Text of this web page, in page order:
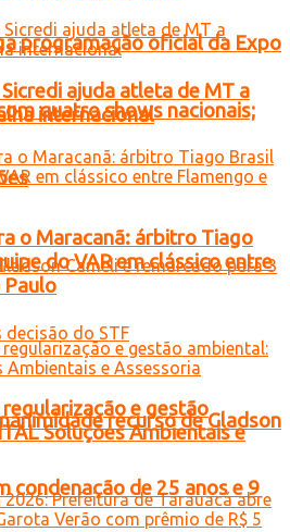
programação oficial da Expo
quatro shows nacionais;
recurso de Gladson
condenação de 25 anos e 9
ajuda atleta de MT a
internacional
o Maracanã: árbitro Tiago
do VAR em clássico entre
Paulo
e gestão
Soluções Ambientais e